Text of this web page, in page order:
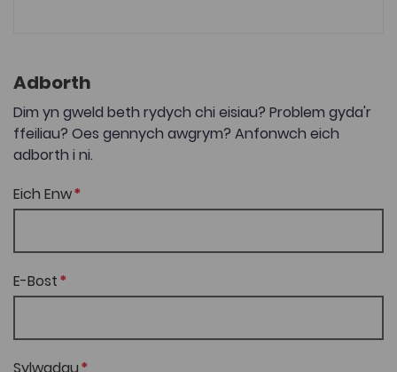
Adborth
Dim yn gweld beth rydych chi eisiau? Problem gyda'r
ffeiliau? Oes gennych awgrym? Anfonwch eich
adborth i ni.
Eich Enw
E-Bost